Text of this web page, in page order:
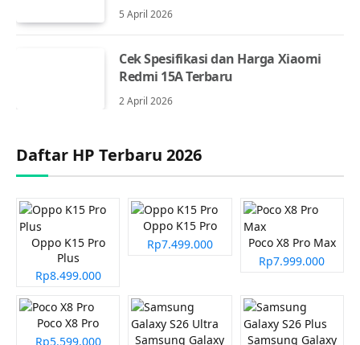
5 April 2026
Cek Spesifikasi dan Harga Xiaomi
Redmi 15A Terbaru
2 April 2026
Daftar HP Terbaru 2026
Oppo K15 Pro
Plus
Rp8.499.000
Oppo K15 Pro
Rp7.499.000
Poco X8 Pro Max
Rp7.999.000
Poco X8 Pro
Rp5.599.000
Samsung Galaxy Samsung Galaxy